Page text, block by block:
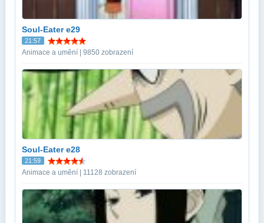
Soul-Eater e29
21:57
Animace a umění | 9850 zobrazení
Soul-Eater e28
21:59
Animace a umění | 11128 zobrazení